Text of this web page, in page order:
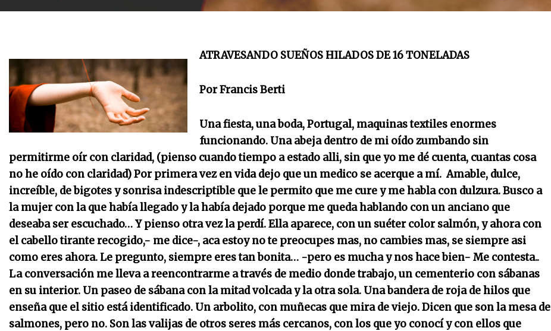
ATRAVESANDO SUEÑOS HILADOS DE 16 TONELADAS
Por Francis Berti
Una fiesta, una boda, Portugal, maquinas textiles enormes
funcionando. Una abeja dentro de mi oído zumbando sin
permitirme oír con claridad, (pienso cuando tiempo a estado alli, sin que yo me dé cuenta, cuantas cosa
no he oído con claridad) Por primera vez en vida dejo que un medico se acerque a mí. Amable, dulce,
increíble, de bigotes y sonrisa indescriptible que le permito que me cure y me habla con dulzura. Busco a
la mujer con la que había llegado y la había dejado porque me queda hablando con un anciano que
deseaba ser escuchado… Y pienso otra vez la perdí. Ella aparece, con un suéter color salmón, y ahora con
el cabello tirante recogido,- me dice-, aca estoy no te preocupes mas, no cambies mas, se siempre asi
como eres ahora. Le pregunto, siempre eres tan bonita… -pero es mucha y nos hace bien- Me contesta..
La conversación me lleva a reencontrarme a través de medio donde trabajo, un cementerio con sábanas
en su interior. Un paseo de sábana con la mitad volcada y la otra sola. Una bandera de roja de hilos que
enseña que el sitio está identificado. Un arbolito, con muñecas que mira de viejo. Dicen que son la mesa de
salmones, pero no. Son las valijas de otros seres más cercanos, con los que yo conocí y con ellos que